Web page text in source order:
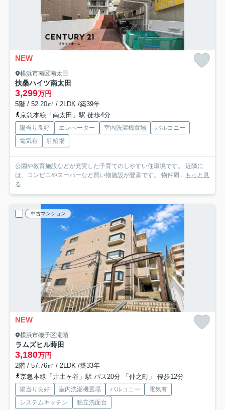
NEW
横浜市南区南太田
扶桑ハイツ南太田
3,299万円
5階 / 52.20㎡ / 2LDK /築39年
京急本線「南太田」駅 徒歩4分
陽当り良好 エレベーター 室内洗濯機置場
バルコニー
電気有
駐輪場
公園や教育施設などが充実した子育てのしやすい住環境です。 近隣に
は、コンビニやスーパーなど買い物施設が豊富です。 物件周... もっと見
る
中古マンション
NEW
横浜市磯子区滝頭
ラムズヒル蒔田
3,180万円
2階 / 57.76㎡ / 2LDK /築33年
京急本線「井土ヶ谷」駅 バス20分 「仲之町」 停歩12分
陽当り良好 室内洗濯機置場 バルコニー
電気有
システムキッチン
独立洗面台